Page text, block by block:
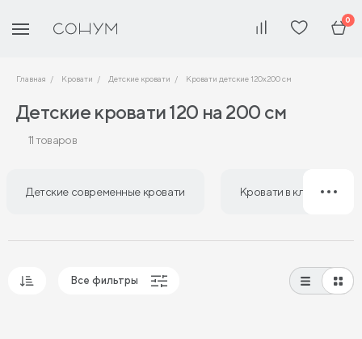
0
Главная Кровати Детские кровати Кровати детские 120х200 см
Детские кровати 120 на 200 см
11 товаров
Детские современные кровати Кровати в
Все фильтры